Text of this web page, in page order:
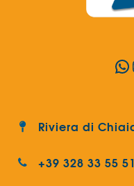
Riviera di
+39 328 33 55